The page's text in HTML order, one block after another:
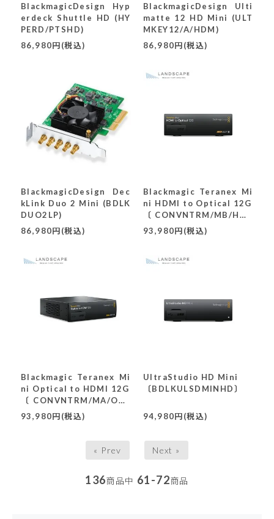
BlackmagicDesign Hyp
erdeck Shuttle HD (HY
PERD/PTSHD)
86,980円(税込)
BlackmagicDesign Ulti
matte 12 HD Mini (ULT
MKEY12/A/HDM)
86,980円(税込)
BlackmagicDesign Dec
kLink Duo 2 Mini (BDLK
DUO2LP)
86,980円(税込)
Blackmagic Teranex Mi
ni HDMI to Optical 12G
〔CONVNTRM/MB/HOP
T〕
93,980円(税込)
Blackmagic Teranex Mi
ni Optical to HDMI 12G
〔CONVNTRM/MA/OPT
H〕
93,980円(税込)
UltraStudio HD Mini
〔BDLKULSDMINHD〕
94,980円(税込)
« Prev Next »
136商品中 61-72商品